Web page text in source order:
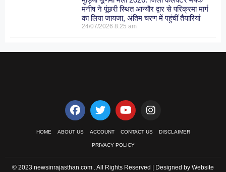
मनीष ने पूंछरी स्थित आन्यौर द्वार से परिक्रमा मार्ग
का लिया जायजा, अंतिम चरण में पहुंचीं तैयारियां
24/07/20268:25 am
HOME ABOUT US ACCOUNT CONTACT US DISCLAIMER
PRIVACY POLICY
© 2023 newsinrajasthan.com . All Rights Reserved | Designed by Website